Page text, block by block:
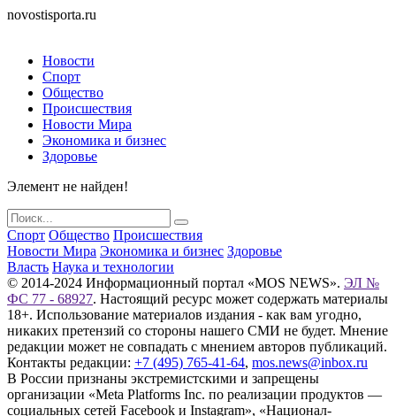
novostisporta.ru
Новости
Спорт
Общество
Происшествия
Новости Мира
Экономика и бизнес
Здоровье
Элемент не найден!
Спорт Общество Происшествия
Новости Мира Экономика и бизнес Здоровье
Власть Наука и технологии
© 2014-2024 Информационный портал «MOS NEWS». ЭЛ №
ФС 77 - 68927. Настоящий ресурс может содержать материалы
18+. Использование материалов издания - как вам угодно,
никаких претензий со стороны нашего СМИ не будет. Мнение
редакции может не совпадать с мнением авторов публикаций.
Контакты редакции: +7 (495) 765-41-64, mos.news@inbox.ru
В России признаны экстремистскими и запрещены
организации «Meta Platforms Inc. по реализации продуктов —
социальных сетей Facebook и Instagram», «Национал-